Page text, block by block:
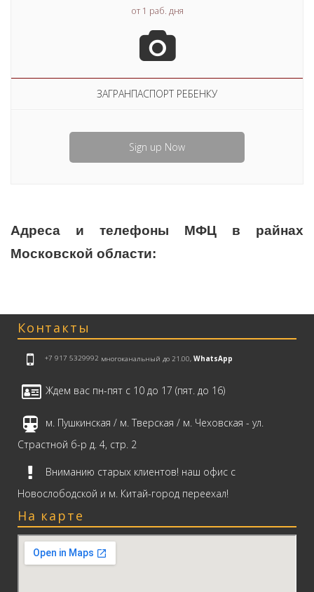
от 1 раб. дня
ЗАГРАНПАСПОРТ РЕБЕНКУ
Sign up Now
Адреса и телефоны МФЦ в райнах
Московской области:
Контакты
+7 917 5329992 многоканальный до 21.00, WhatsApp
Ждем вас пн-пят с 10 до 17 (пят. до 16)
м. Пушкинская / м. Тверская / м. Чеховская - ул.
Страстной б-р д. 4, стр. 2
Вниманию старых клиентов! наш офис с
Новослободской и м. Китай-город переехал!
На карте